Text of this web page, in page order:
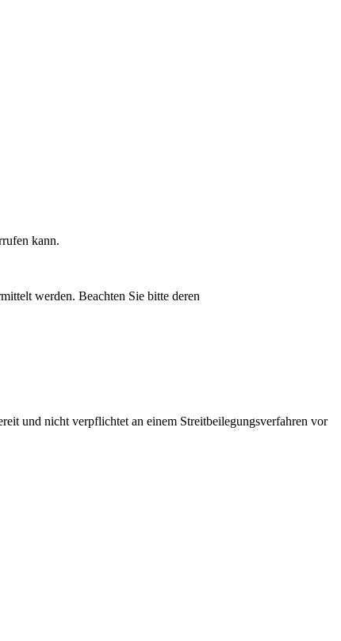
kann.
werden. Beachten Sie bitte deren
und nicht verpflichtet an einem Streitbeilegungsverfahren vor